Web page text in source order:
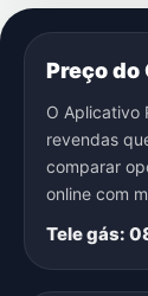
Preço do
O Aplicativo
revendas
comparar
online com
Tele gás: